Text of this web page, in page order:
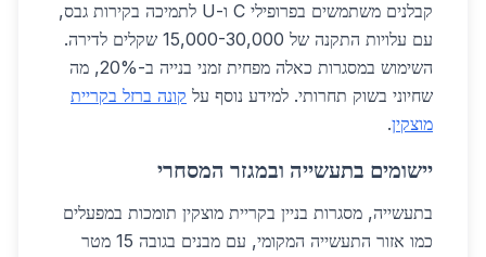
קבלנים משתמשים בפרופילי C ו-U לתמיכה בקירות גבס,
עם עלויות התקנה של 15,000-30,000 שקלים לדירה.
השימוש במסגרות כאלה מפחית זמני בנייה ב-20%, מה
שחיוני בשוק תחרותי. למידע נוסף על קונה ברזל בקריית
מוצקין.
יישומים בתעשייה ובמגזר המסחרי
בתעשייה, מסגרות בניין בקריית מוצקין תומכות במפעלים
כמו אזור התעשייה המקומי, עם מבנים בגובה 15 מטר